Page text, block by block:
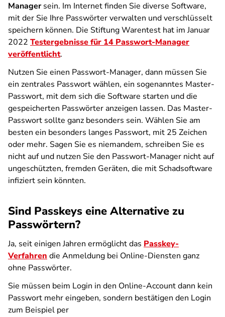
Managersein. Im Internet finden Sie diverse Software,
mit der Sie Ihre Passwörter verwalten und verschlüsselt
speichern können. Die Stiftung Warentest hat im Januar
2022 Testergebnisse für 14 Passwort-Manager
veröffentlicht.
Nutzen Sie einen Passwort-Manager, dann müssen Sie
ein zentrales Passwort wählen, ein sogenanntes Master-
Passwort, mit dem sich die Software starten und die
gespeicherten Passwörter anzeigen lassen. Das Master-
Passwort sollte ganz besonders sein. Wählen Sie am
besten ein besonders langes Passwort, mit 25 Zeichen
oder mehr. Sagen Sie es niemandem, schreiben Sie es
nicht auf und nutzen Sie den Passwort-Manager nicht auf
ungeschützten, fremden Geräten, die mit Schadsoftware
infiziert sein könnten.
Sind Passkeys eine Alternative zu
Passwörtern?
Ja, seit einigen Jahren ermöglicht das Passkey-
Verfahren die Anmeldung bei Online-Diensten ganz
ohne Passwörter.
Sie müssen beim Login in den Online-Account dann kein
Passwort mehr eingeben, sondern bestätigen den Login
zum Beispiel per